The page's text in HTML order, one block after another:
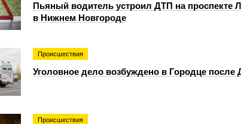
Пьяный водитель устроил ДТП на проспекте
в Нижнем Новгороде
Происшествия
Уголовное дело возбуждено в Городце после
Происшествия